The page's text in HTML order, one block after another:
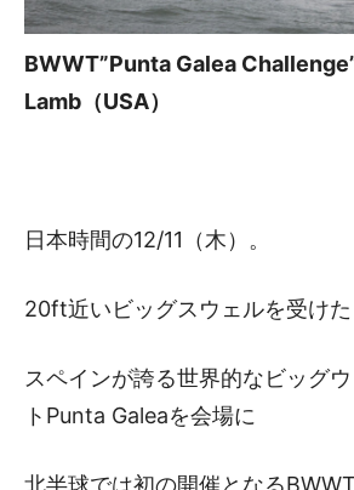
BWWT”Punta Galea
Lamb（USA）
日本時間の12/11（木）。
20ft近いビッグスウェルを受けた
スペインが誇る世界的なビッグ
トPunta Galeaを会場に
北半球では初の開催となる